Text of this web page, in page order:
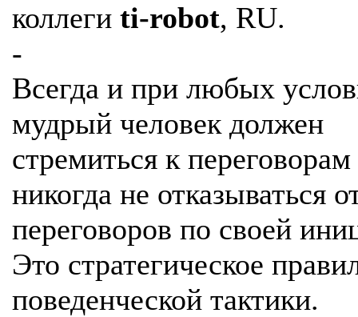
коллеги ti-robot, RU.
-
Всегда и при любых
мудрый человек должен
стремиться к
никогда не отказываться
переговоров по своей
Это стратегическое
поведенческой тактики.